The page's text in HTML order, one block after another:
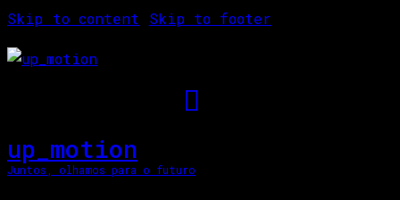
Skip to content Skip to footer
up_motion
Juntos, olhamos para o futuro